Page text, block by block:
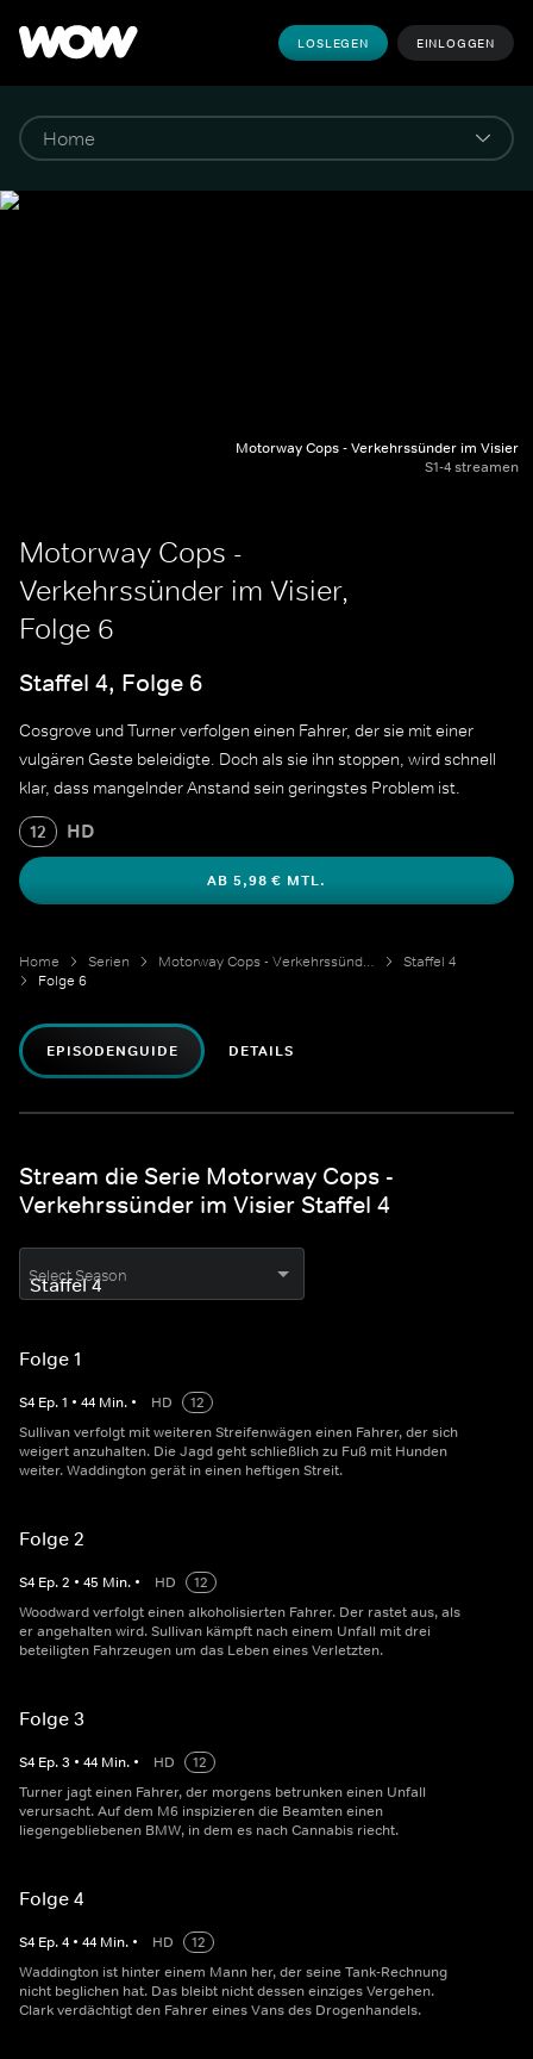
LOSLEGEN EINLOGGEN
Motorway Cops - Verkehrssünder im Visier
S1-4 streamen
Motorway Cops -
Verkehrssünder im Visier,
Folge 6
Staffel 4, Folge 6
Cosgrove und Turner verfolgen einen Fahrer, der sie mit einer
vulgären Geste beleidigte. Doch als sie ihn stoppen, wird schnell
klar, dass mangelnder Anstand sein geringstes Problem ist.
12 HD
AB 5,98 € MTL.
Home Serien Motorway Cops - Verkehrssünder im Visier
Staffel 4
Folge 6
EPISODENGUIDE DETAILS
Stream die Serie Motorway Cops -
Verkehrssünder im Visier Staffel 4
Select Season
Folge 1
S4 Ep.1 • 44 Min. • HD
12
Sullivan verfolgt mit weiteren Streifenwägen einen Fahrer, der sich
weigert anzuhalten. Die Jagd geht schließlich zu Fuß mit Hunden
weiter. Waddington gerät in einen heftigen Streit.
Folge 2
S4 Ep.2 • 45 Min. • HD
12
Woodward verfolgt einen alkoholisierten Fahrer. Der rastet aus, als
er angehalten wird. Sullivan kämpft nach einem Unfall mit drei
beteiligten Fahrzeugen um das Leben eines Verletzten.
Folge 3
S4 Ep.3 • 44 Min. • HD
12
Turner jagt einen Fahrer, der morgens betrunken einen Unfall
verursacht. Auf dem M6 inspizieren die Beamten einen
liegengebliebenen BMW, in dem es nach Cannabis riecht.
Folge 4
S4 Ep.4 • 44 Min. • HD
12
Waddington ist hinter einem Mann her, der seine Tank-Rechnung
nicht beglichen hat. Das bleibt nicht dessen einziges Vergehen.
Clark verdächtigt den Fahrer eines Vans des Drogenhandels.